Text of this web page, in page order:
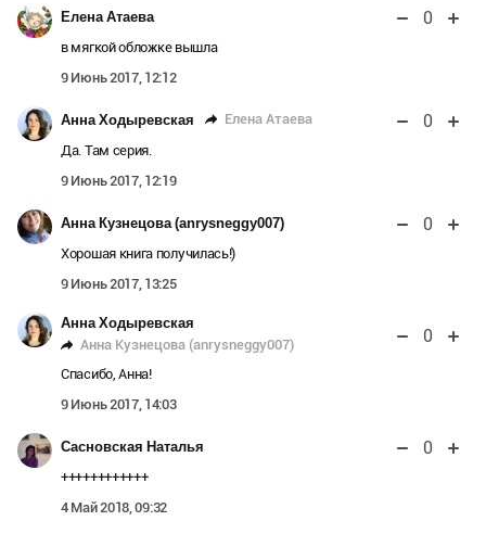
Елена Атаева 0
в мягкой обложке вышла
9 Июнь 2017, 12:12
Анна Ходыревская Елена Атаева 0
Да. Там серия.
9 Июнь 2017, 12:19
Анна Кузнецова (anrysneggy007) 0
Хорошая книга получилась!)
9 Июнь 2017, 13:25
Анна Ходыревская
Анна Кузнецова (anrysneggy007)
0
Спасибо, Анна!
9 Июнь 2017, 14:03
Сасновская Наталья 0
++++++++++++
4 Май 2018, 09:32